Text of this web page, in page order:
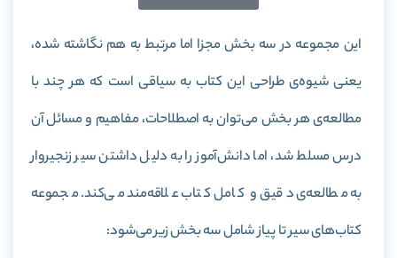
این مجموعه در سه بخش مجزا اما مرتبط به هم نگاشته شده،
یعنی شیوه‌ی طراحی این کتاب به سیاقی است که هر چند با
مطالعه‌ی هر بخش می‌توان به اصطلاحات، مفاهیم و مسائل آن
درس مسلط شد، اما دانش‌آموز را به دلیل داشتن سیر زنجیروار
به مطالعه‌ی دقیق و کامل کتاب علاقه‌مند می‌کند. مجموعه
کتاب‌های سیر تا پیاز شامل سه بخش زیر می‌شود: